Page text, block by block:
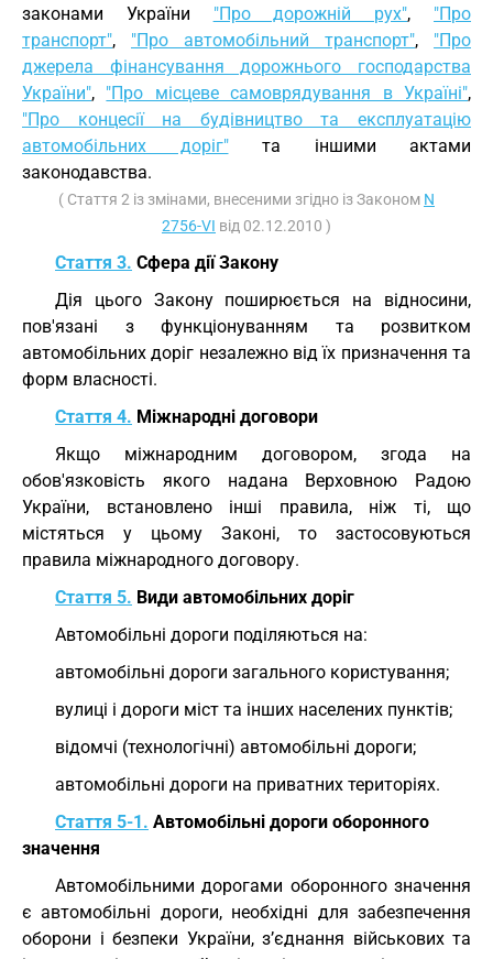
законами України "Про дорожній рух", "Про
транспорт", "Про автомобільний транспорт", "Про
джерела фінансування дорожнього господарства
України", "Про місцеве самоврядування в Україні",
"Про концесії на будівництво та експлуатацію
автомобільних доріг"та іншими актами
законодавства.
( Стаття 2 із змінами, внесеними згідно із Законом N
2756-VI від 02.12.2010 )
Стаття 3. Сфера дії Закону
Дія цього Закону поширюється на відносини,
пов'язані з функціонуванням та розвитком
автомобільних доріг незалежно від їх призначення та
форм власності.
Стаття 4. Міжнародні договори
Якщо міжнародним договором, згода на
обов'язковість якого надана Верховною Радою
України, встановлено інші правила, ніж ті, що
містяться у цьому Законі, то застосовуються
правила міжнародного договору.
Стаття 5. Види автомобільних доріг
Автомобільні дороги поділяються на:
автомобільні дороги загального користування;
вулиці і дороги міст та інших населених пунктів;
відомчі (технологічні) автомобільні дороги;
автомобільні дороги на приватних територіях.
Стаття 5-1. Автомобільні дороги оборонного
значення
Автомобільними дорогами оборонного значення
є автомобільні дороги, необхідні для забезпечення
оборони і безпеки України, з’єднання військових та